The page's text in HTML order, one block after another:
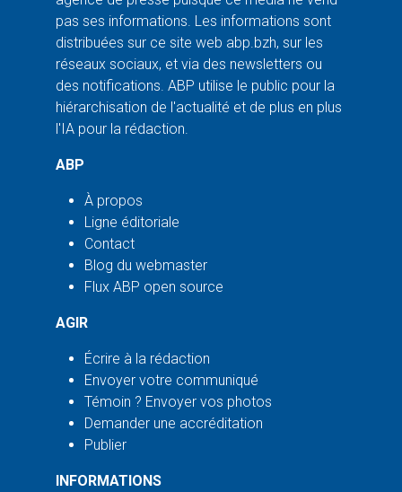
pas ses informations. Les informations sont
distribuées sur ce site web abp.bzh, sur les
réseaux sociaux, et via des newsletters ou
des notifications. ABP utilise le public pour la
hiérarchisation de l'actualité et de plus en plus
l'IA pour la rédaction.
ABP
À propos
Ligne éditoriale
Contact
Blog du webmaster
Flux ABP open source
AGIR
Écrire à la rédaction
Envoyer votre communiqué
Témoin ? Envoyer vos photos
Demander une accréditation
Publier
INFORMATIONS